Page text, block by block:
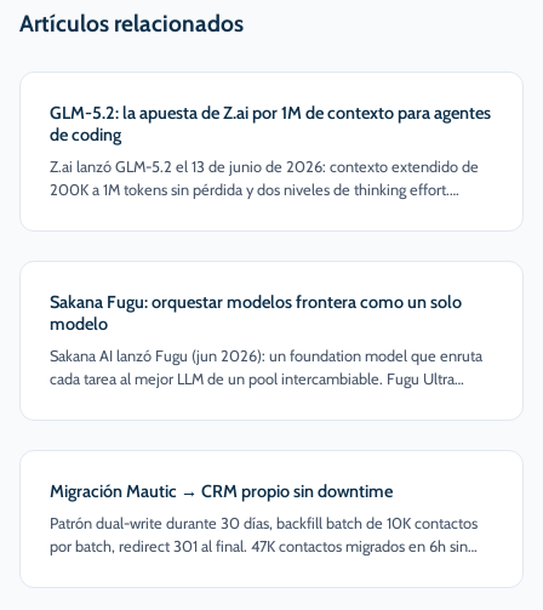
Artículos relacionados
GLM-5.2: la apuesta de Z.ai por 1M de contexto para agentes
de coding
Z.ai lanzó GLM-5.2 el 13 de junio de 2026: contexto extendido de
200K a 1M tokens sin pérdida y dos niveles de thinking effort.
cambia para quien enruta varios modelos en producción.
Sakana Fugu: orquestar modelos frontera como un solo
modelo
Sakana AI lanzó Fugu (jun 2026): un foundation model que enruta
cada tarea al mejor LLM de un pool intercambiable. Fugu Ultra
multi-modelo.
Migración Mautic → CRM propio sin downtime
Patrón dual-write durante 30 días, backfill batch de 10K contactos
por batch, redirect 301 al final. 47K contactos migrados en 6h sin